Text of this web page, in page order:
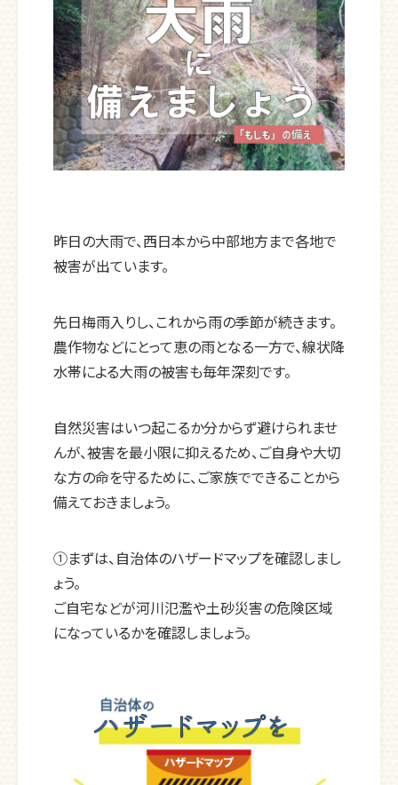
昨日の大雨で、西日本から中部地方まで各地で
被害が出ています。
先日梅雨入りし、これから雨の季節が続きます。
農作物などにとって恵の雨となる一方で、線状降
水帯による大雨の被害も毎年深刻です。
自然災害はいつ起こるか分からず避けられませ
んが、被害を最小限に抑えるため、ご自身や大切
な方の命を守るために、ご家族でできることから
備えておきましょう。
①まずは、自治体のハザードマップを確認しまし
ょう。
ご自宅などが河川氾濫や土砂災害の危険区域
になっているかを確認しましょう。